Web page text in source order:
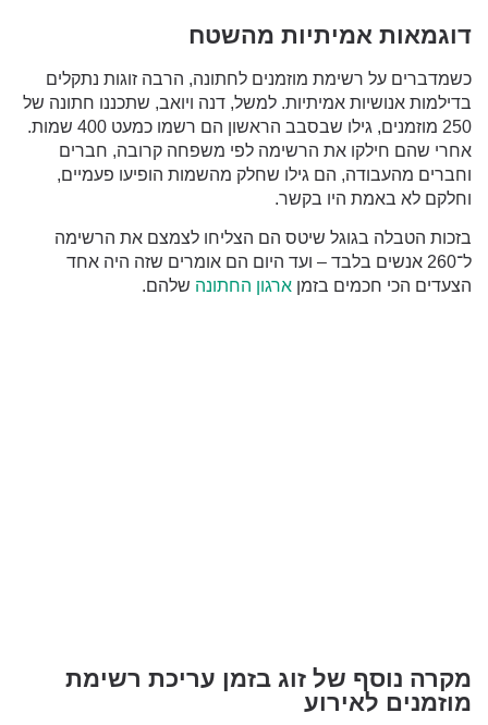
דוגמאות אמיתיות מהשטח
כשמדברים על רשימת מוזמנים לחתונה, הרבה זוגות נתקלים
בדילמות אנושיות אמיתיות. למשל, דנה ויואב, שתכננו חתונה של
250 מוזמנים, גילו שבסבב הראשון הם רשמו כמעט 400 שמות.
אחרי שהם חילקו את הרשימה לפי משפחה קרובה, חברים
וחברים מהעבודה, הם גילו שחלק מהשמות הופיעו פעמיים,
וחלקם לא באמת היו בקשר.
בזכות הטבלה בגוגל שיטס הם הצליחו לצמצם את הרשימה
ל־260 אנשים בלבד – ועד היום הם אומרים שזה היה אחד
הצעדים הכי חכמים בזמן ארגון החתונה שלהם.
מקרה נוסף של זוג בזמן עריכת רשימת
מוזמנים לאירוע